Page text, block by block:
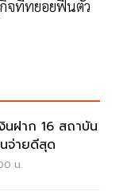
จที่ทยอยฟื้นตัว
นฝาก 16 สถาบัน
จ่ายดีสุด
น.